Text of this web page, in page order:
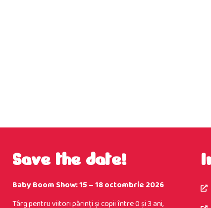
Save the date!
Baby Boom Show: 15 – 18 octombrie 2026
Târg pentru viitori părinţi şi copii între 0 şi 3 ani,